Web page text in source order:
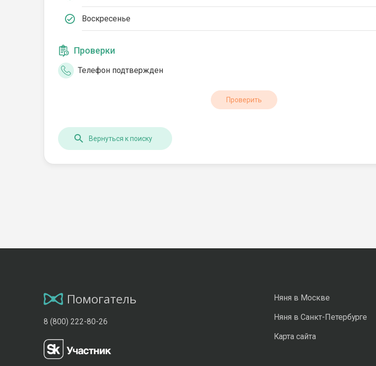
Воскресенье
Проверки
Телефон подтвержден
Проверить
Вернуться к поиску
Помогатель
8 (800) 222-80-26
Няня в Москве
Няня в Санкт-Петербурге
Карта сайта